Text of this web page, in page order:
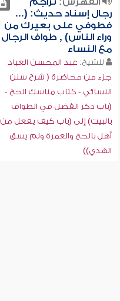
رجال إسناد حديث: (...
فطوفي على بعيرك من
وراء الناس) , طواف الرجال
مع النساء
للشيخ: عبد المحسن العباد
جزء من محاضرة ( شرح سنن
النسائي - كتاب مناسك الحج -
(باب ذكر الفضل في الطواف
بالبيت) إلى (باب كيف يفعل من
أهل بالحج والعمرة ولم يسق
الهدي))